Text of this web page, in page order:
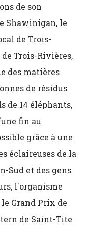
de son
Shawinigan, le
de Trois-
Trois-Rivières,
des matières
de résidus
de 14 éléphants,
fin au
grâce à une
éclaireuses de la
Sud et des gens
l'organisme
Grand Prix de
de Saint-Tite